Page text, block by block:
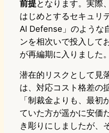
前提となります。実際
はじめとするセキュリ
AI Defense」のような
ンを相次いで投入して
が再編期に入りました。
潜在的リスクとして見
は、対応コスト格差の
「制裁金よりも、最初
ていた方が遥かに安価
き彫りにしましたが、